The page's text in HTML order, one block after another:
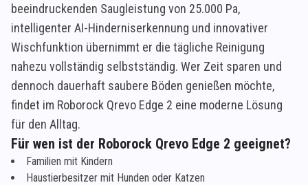
beeindruckenden Saugleistung von 25.000 Pa,
intelligenter AI-Hinderniserkennung und innovativer
Wischfunktion übernimmt er die tägliche Reinigung
nahezu vollständig selbstständig. Wer Zeit sparen und
dennoch dauerhaft saubere Böden genießen möchte,
findet im Roborock Qrevo Edge 2 eine moderne Lösung
für den Alltag.
Für wen ist der Roborock Qrevo Edge 2 geeignet?
Familien mit Kindern
Haustierbesitzer mit Hunden oder Katzen